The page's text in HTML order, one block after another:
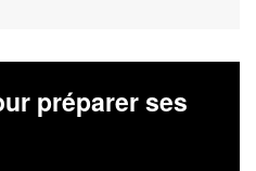
préparer ses